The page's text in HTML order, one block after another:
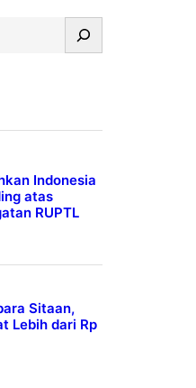
Indonesia
atas
RUPTL
Sitaan,
Lebih dari Rp